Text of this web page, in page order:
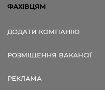
ФАХІВЦЯМ
ДОДАТИ КОМПАНІЮ
РОЗМІЩЕННЯ ВАКАНСІЇ
РЕКЛАМА